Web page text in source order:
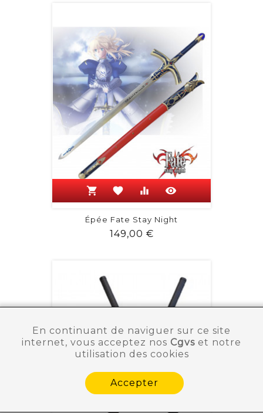
shopping_cart favorite equalizer visibility
Épée Fate Stay Night
149,00 €Prix
En continuant de naviguer sur ce site
internet, vous acceptez nos Cgvs et notre
utilisation des cookies
Accepter
Besoin d'aide ?